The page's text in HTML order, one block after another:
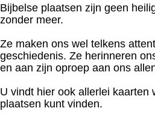
Bijbelse plaatsen zijn geen
zonder meer.
Ze maken ons wel telkens
geschiedenis. Ze herinneren
en aan zijn oproep aan ons
U vindt hier ook allerlei kaarten
plaatsen kunt vinden.